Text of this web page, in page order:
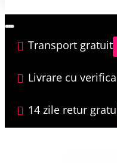
Transport gratuit
Livrare cu
14 zile retur